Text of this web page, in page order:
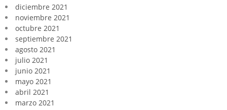
diciembre 2021
noviembre 2021
octubre 2021
septiembre 2021
agosto 2021
julio 2021
junio 2021
mayo 2021
abril 2021
marzo 2021